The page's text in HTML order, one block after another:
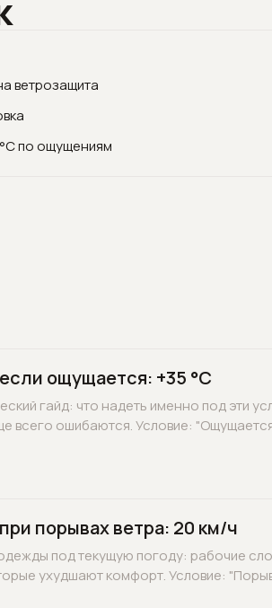
ветрозащита
по ощущениям
ощущается: +35 °C
гайд: что надеть именно под эти
всего ошибаются. Условие: "Ощущается
порывах ветра: 20 км/ч
под текущую погоду: рабочие
ухудшают комфорт. Условие: